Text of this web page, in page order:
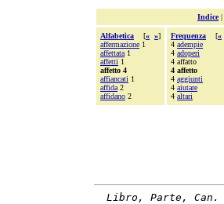
Indice|
Alfabetica [« »]
affermazione 1
affettata 1
affetti 1
affetto 4
affiancati 1
affida 2
affidano 2
Frequenza [«
4 adempie
4 adoperi
4 affatto
4 affetto
4 aggiunti
4 aiutare
4 altari
Libro, Parte, Can.